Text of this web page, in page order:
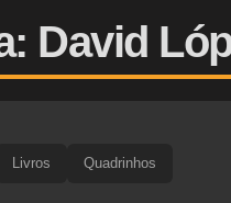
David
Livros Quadrinhos